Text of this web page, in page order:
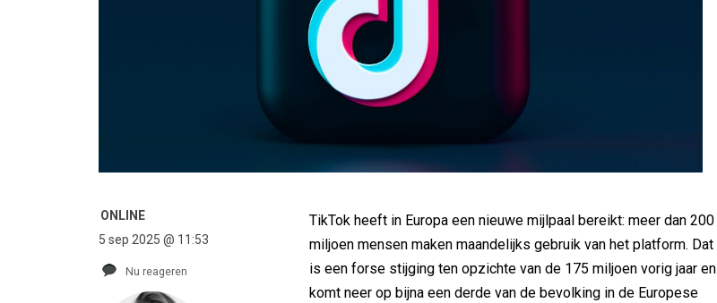
ONLINE
5 sep 2025 @ 11:53
Nu reageren
TikTok heeft in Europa een nieuwe mijlpaal bereikt: meer dan 200
miljoen mensen maken maandelijks gebruik van het platform. Dat
is een forse stijging ten opzichte van de 175 miljoen vorig jaar en
komt neer op bijna een derde van de bevolking in de Europese